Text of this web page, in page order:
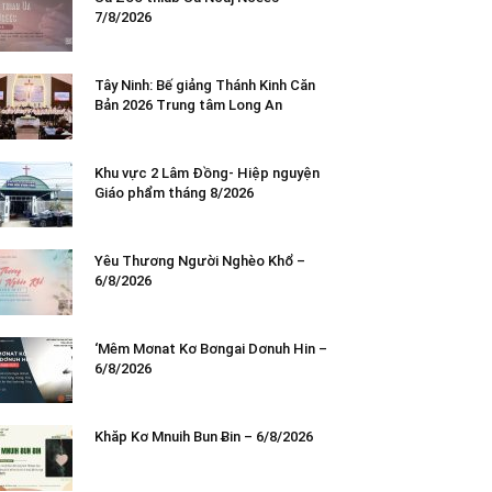
7/8/2026
Tây Ninh: Bế giảng Thánh Kinh Căn
Bản 2026 Trung tâm Long An
Khu vực 2 Lâm Đồng- Hiệp nguyện
Giáo phẩm tháng 8/2026
Yêu Thương Người Nghèo Khổ –
6/8/2026
‘Mêm Mơnat Kơ Bơngai Dơnuh Hin –
6/8/2026
Khăp Kơ Mnuih Bun Ƀin – 6/8/2026